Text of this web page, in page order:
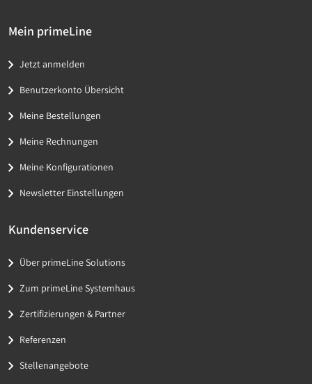
Mein primeLine
Jetzt anmelden
Benutzerkonto Übersicht
Meine Bestellungen
Meine Rechnungen
Meine Konfigurationen
Newsletter Einstellungen
Kundenservice
Über primeLine Solutions
Zum primeLine Systemhaus
Zertifizierungen & Partner
Referenzen
Stellenangebote